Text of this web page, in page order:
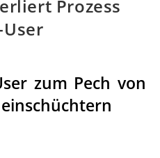
Prozess
zum Pech von